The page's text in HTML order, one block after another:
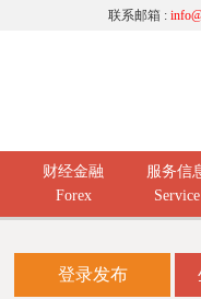
联系邮箱 :
财经金融
Forex
服务信
Service
登录发布